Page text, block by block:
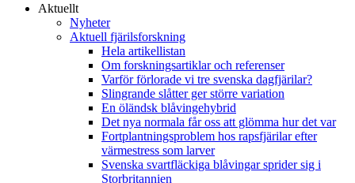
Aktuellt
Nyheter
Aktuell fjärilsforskning
Hela artikellistan
Om forskningsartiklar och referenser
Varför förlorade vi tre svenska dagfjärilar?
Slingrande slåtter ger större variation
En öländsk blåvingehybrid
Det nya normala får oss att glömma hur det var
Fortplantningsproblem hos rapsfjärilar efter
värmestress som larver
Svenska svartfläckiga blåvingar sprider sig i
Storbritannien